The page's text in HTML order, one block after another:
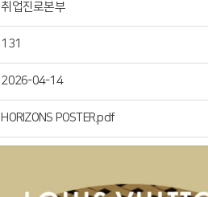
취업진로본부
131
2026-04-14
HORIZONS POSTER.pdf